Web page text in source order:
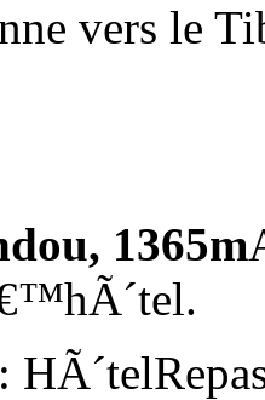
vers le
1365m
HÃ´tel